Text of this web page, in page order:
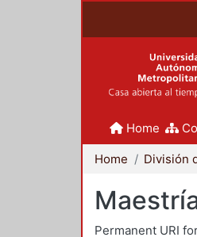
Home
Home
Permanent URI